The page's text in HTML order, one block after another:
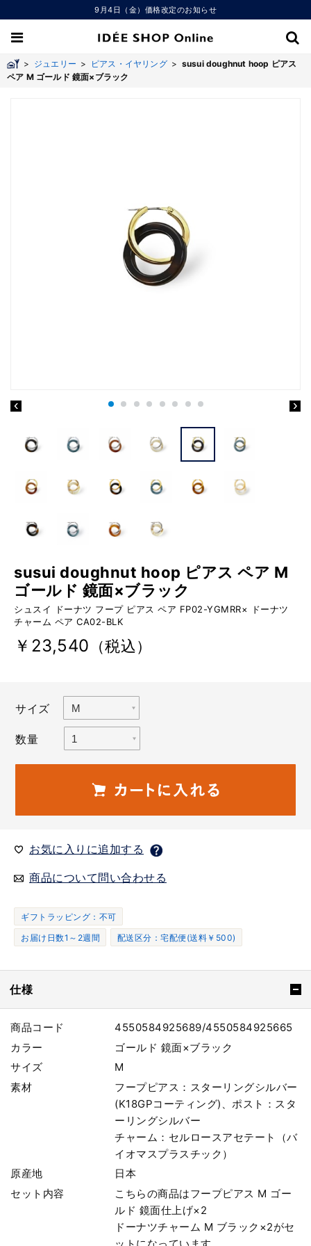
9月4日（金）価格改定のお知らせ
> ジュエリー > ピアス・イヤリング> susui doughnut hoop ピアス
ペア M ゴールド 鏡面×ブラック
susui doughnut hoop ピアス ペア M
ゴールド 鏡面×ブラック
シュスイ ドーナツ フープ ピアス ペア FP02-YGMRR× ドーナツ
チャーム ペア CA02-BLK
￥23,540 （税込）
サイズ
数量
お気に入りに追加する
商品について問い合わせる
ギフトラッピング：不可
お届け日数1～2週間
配送区分：宅配便(送料￥500)
仕様
商品コード
4550584925689/4550584925665
カラー
ゴールド 鏡面×ブラック
サイズ
M
素材
フープピアス：スターリングシルバー
(K18GPコーティング)、ポスト：スタ
ーリングシルバー
チャーム：セルロースアセテート（バ
イオマスプラスチック）
原産地
日本
セット内容
こちらの商品はフープピアス M ゴー
ルド 鏡面仕上げ×2
ドーナツチャーム M ブラック×2がセ